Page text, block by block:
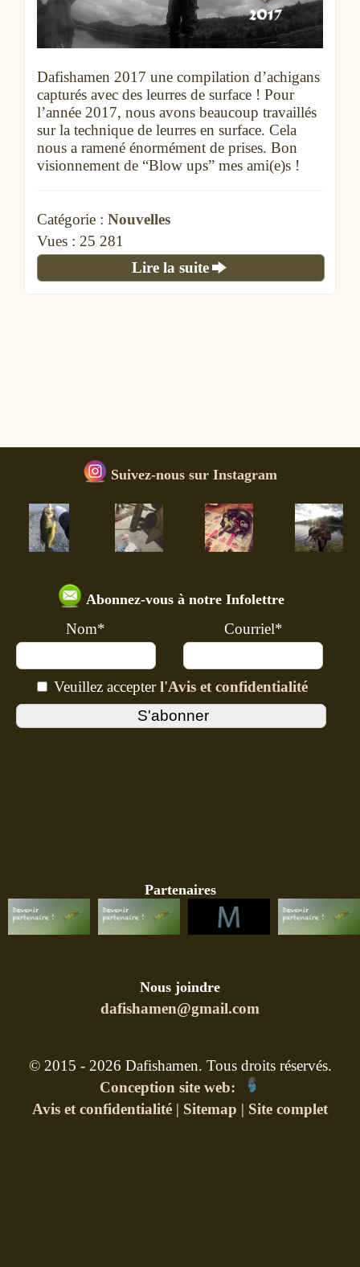
Dafishamen 2017 une compilation d’achigans
capturés avec des leurres de surface ! Pour
l’année 2017, nous avons beaucoup travaillés
sur la technique de leurres en surface. Cela
nous a ramené énormément de prises. Bon
visionnement de “Blow ups” mes ami(e)s !
Catégorie : Nouvelles
Vues : 25 281
Lire la suite
Suivez-nous sur Instagram
Abonnez-vous à notre Infolettre
Nom* Courriel*
Veuillez accepterl'Avis et confidentialité
Partenaires
Nous joindre
dafishamen@gmail.com
© 2015 - 2026 Dafishamen. Tous droits réservés.
Conception site web:
Avis et confidentialité | Sitemap | Site complet